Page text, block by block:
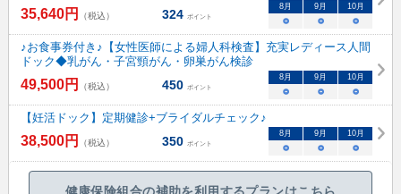
35,640円 （税込） 324 ポイント
8 月 9 月 10月
○ ○ ○
♪お食事券付き♪【女性医師による婦人科検査】充実レディース人間
ドック◆乳がん・子宮頸がん・卵巣がん検診
49,500円 （税込） 450 ポイント
8 月 9 月 10月
○ ○ ○
【妊活ドック】定期健診+ブライダルチェック♪
38,500円 （税込） 350 ポイント
8 月 9 月 10月
○ ○ ○
健康保険組合の補助を利用するプランはこちら